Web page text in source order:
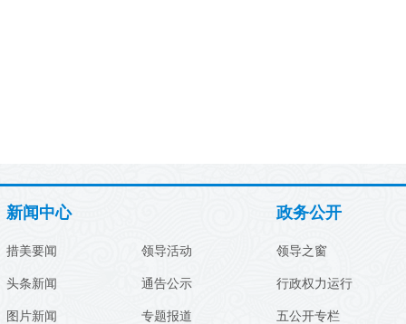
新闻中心
措美要闻
头条新闻
图片新闻
领导活动
通告公示
专题报道
政务公开
领导之窗
行政权力运行
五公开专栏